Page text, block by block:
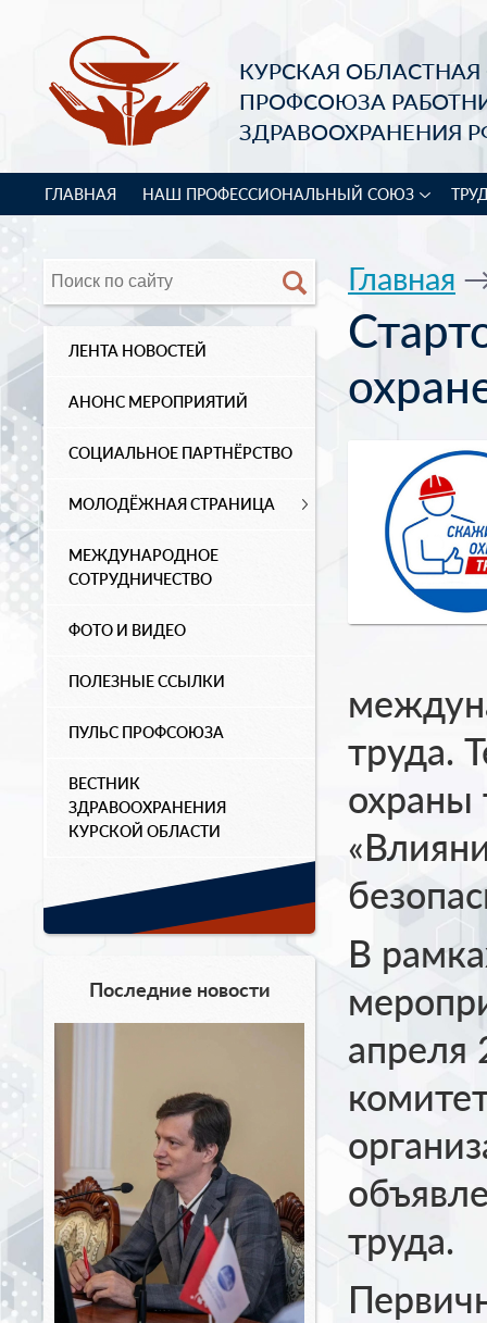
КУРСКАЯ
ПРОФСОЮЗА
ЗДРАВООХРАНЕНИЯ
ГЛАВНАЯ НАШ ПРОФЕССИОНАЛЬНЫЙ СОЮЗ
ЛЕНТА НОВОСТЕЙ
АНОНС МЕРОПРИЯТИЙ
СОЦИАЛЬНОЕ ПАРТНЁРСТВО
МОЛОДЁЖНАЯ СТРАНИЦА
МЕЖДУНАРОДНОЕ
СОТРУДНИЧЕСТВО
ФОТО И ВИДЕО
ПОЛЕЗНЫЕ ССЫЛКИ
ПУЛЬС ПРОФСОЮЗА
ВЕСТНИК
ЗДРАВООХРАНЕНИЯ
КУРСКОЙ ОБЛАСТИ
Последние новости
Главная
труда.
охраны
В
апреля
труда.